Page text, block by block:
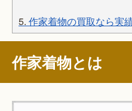
5. 作家着物の買取なら実
作家着物とは